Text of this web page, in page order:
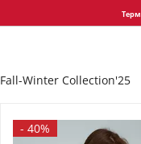
Fall-Winter Collection'25
- 40%